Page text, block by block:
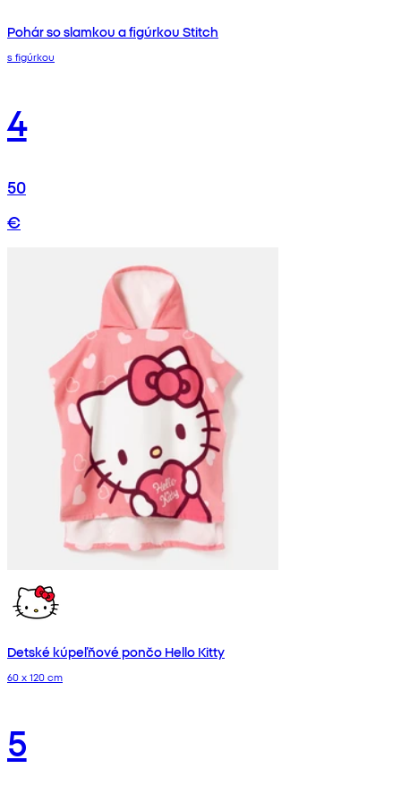
Pohár so slamkou a figúrkou Stitch
s figúrkou
4
50
€
Detské kúpeľňové pončo Hello Kitty
60 x 120 cm
5